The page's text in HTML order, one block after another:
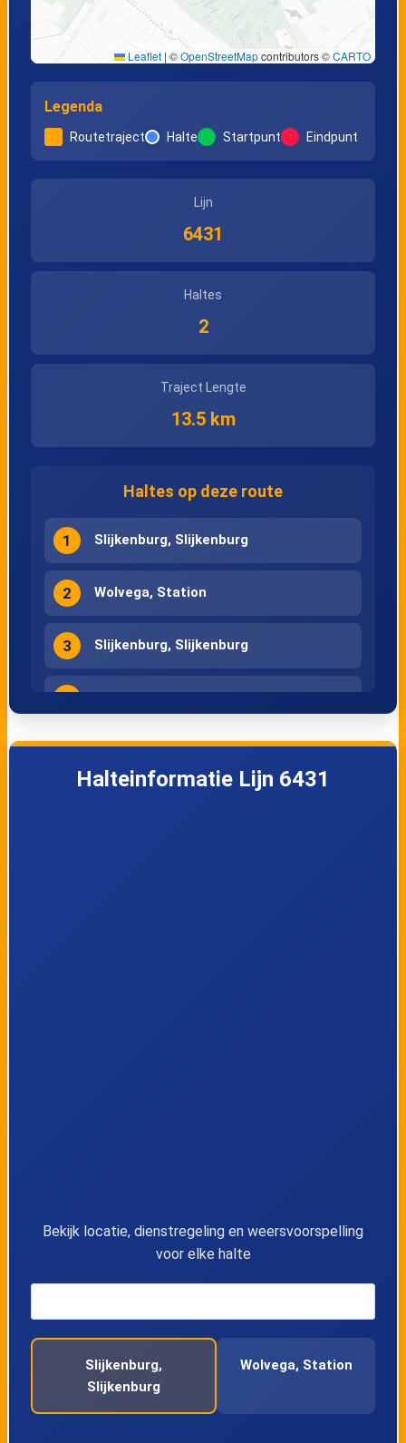
Leaflet | ©OpenStreetMapcontributors ©CARTO
Legenda
Routetraject Halte Startpunt Eindpunt
Lijn
6431
Haltes
2
Traject Lengte
13.5 km
Haltes op deze route
1 Slijkenburg, Slijkenburg
2 Wolvega, Station
3 Slijkenburg, Slijkenburg
4 Wolvega, Station
Halteinformatie Lijn 6431
Bekijk locatie, dienstregeling en weersvoorspelling
voor elke halte
Slijkenburg,
Slijkenburg
Wolvega, Station